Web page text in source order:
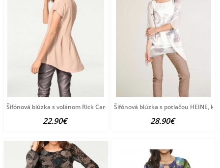
Šifónová blúzka s volánom Rick Cardona, púdrová
22.90€
Šifónová blúzka s potlačou HEINE,
28.90€